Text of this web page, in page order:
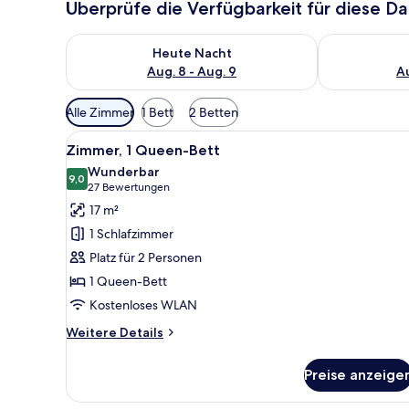
Überprüfe die Verfügbarkeit für diese
Heute Nacht
Aug. 8 - Aug. 9
Überprüfe die Verfügbarkeit für heute Nacht, Aug. 8
Überprüfe
Verfügbare
Filter
für
Zimmer
Alle Zimmer 1 Bett 2 Betten
Alle
Fotos
für
Zimmer,
Queen-
Bett
anzeigen
Ein ordentlich bezogenes
5
Zimmer, 1 Queen-Bett
9,09,0 von 10
Wunderbar
27 Bewertungen
(27
Bewertungen)
17 m²
1 Schlafzimmer
Platz für 2 Personen
1 Queen-Bett
Kostenloses WLAN
Weitere Details
Weitere
1
Preise